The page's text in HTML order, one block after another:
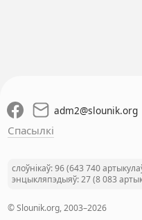
adm2@slounik.org
Спасылкі
слоўнікаў: 96 (643 740
энцыкляпэдыяў: 27 (8 083
© Slounik.org, 2003–2026